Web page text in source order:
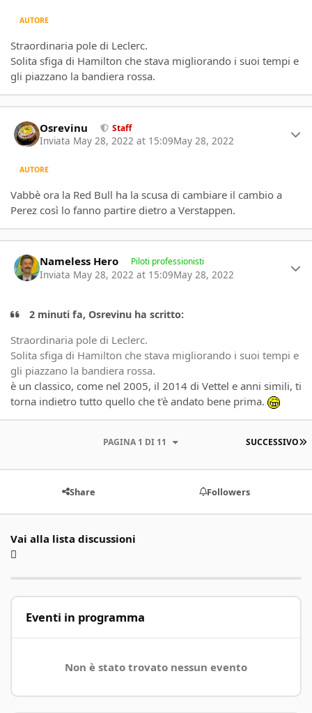
AUTORE
Straordinaria pole di Leclerc.
Solita sfiga di Hamilton che stava migliorando i suoi tempi e
gli piazzano la bandiera rossa.
Osrevinu Staff
Inviata May 28, 2022 at 15:09May 28, 2022
AUTORE
Vabbè ora la Red Bull ha la scusa di cambiare il cambio a
Perez così lo fanno partire dietro a Verstappen.
Nameless Hero Piloti professionisti
Inviata May 28, 2022 at 15:09May 28, 2022
2 minuti fa, Osrevinu ha scritto:
Straordinaria pole di Leclerc.
Solita sfiga di Hamilton che stava migliorando i suoi tempi e
gli piazzano la bandiera rossa.
è un classico, come nel 2005, il 2014 di Vettel e anni simili, ti
torna indietro tutto quello che t'è andato bene prima.
SUCCESSIVO
PAGINA 1 DI 11
Share Followers
Vai alla lista discussioni
Eventi in programma
Non è stato trovato nessun evento